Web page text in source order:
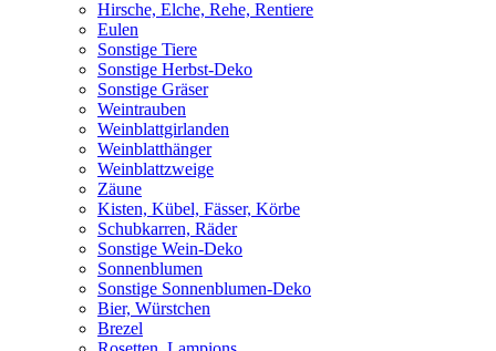
Hirsche, Elche, Rehe, Rentiere
Eulen
Sonstige Tiere
Sonstige Herbst-Deko
Sonstige Gräser
Weintrauben
Weinblattgirlanden
Weinblatthänger
Weinblattzweige
Zäune
Kisten, Kübel, Fässer, Körbe
Schubkarren, Räder
Sonstige Wein-Deko
Sonnenblumen
Sonstige Sonnenblumen-Deko
Bier, Würstchen
Brezel